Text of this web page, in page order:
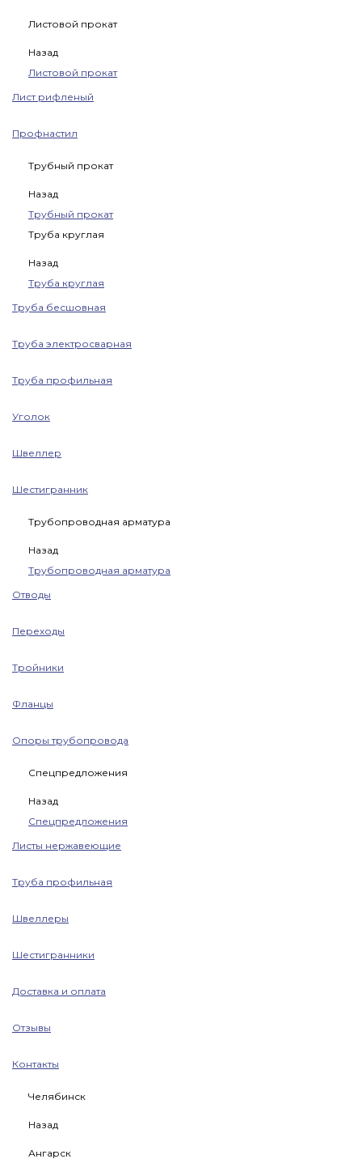
Листовой прокат
Назад
Листовой прокат
Лист рифленый
Профнастил
Трубный прокат
Назад
Трубный прокат
Труба круглая
Назад
Труба круглая
Труба бесшовная
Труба электросварная
Труба профильная
Уголок
Швеллер
Шестигранник
Трубопроводная арматура
Назад
Трубопроводная арматура
Отводы
Переходы
Тройники
Фланцы
Опоры трубопровода
Спецпредложения
Назад
Спецпредложения
Листы нержавеющие
Труба профильная
Швеллеры
Шестигранники
Доставка и оплата
Отзывы
Контакты
Челябинск
Назад
Ангарск